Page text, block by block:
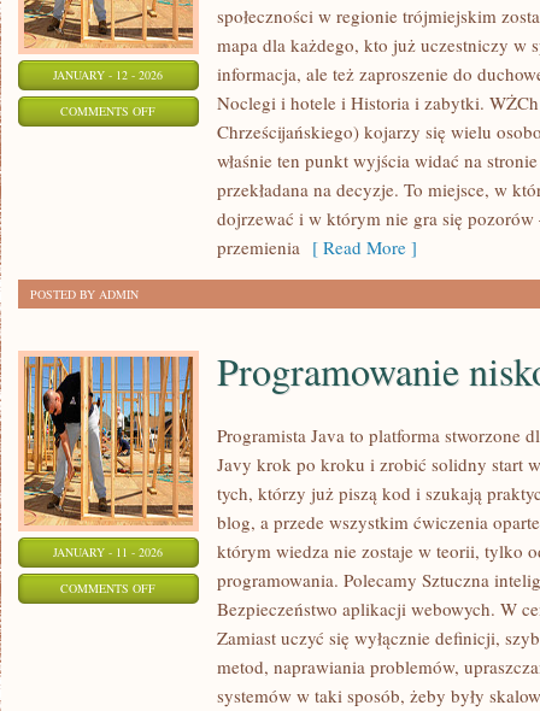
JANUARY - 12 - 2026
COMMENTS OFFON
TRÓJMIEŚCIE
społeczności w regionie trójmiejskim
mapa dla każdego, kto już uczestniczy w
informacja, ale też zaproszenie do
Noclegi i hotele i Historia i zabytki.
Chrześcijańskiego) kojarzy się wielu
właśnie ten punkt wyjścia widać na
przekładana na decyzje. To miejsce, w
dojrzewać i w którym nie gra się pozorów
przemienia [ Read More ]
POSTED BY ADMIN
JANUARY - 11 - 2026
COMMENTS OFFON
PROGRAMOWANIE
NISKOPOZIOMOWE
Programowanie
Programista Java to platforma stworzone
Javy krok po kroku i zrobić solidny start
tych, którzy już piszą kod i szukają
blog, a przede wszystkim ćwiczenia
którym wiedza nie zostaje w teorii, tylko
programowania. Polecamy Sztuczna
Bezpieczeństwo aplikacji webowych. W
Zamiast uczyć się wyłącznie definicji,
metod, naprawiania problemów,
systemów w taki sposób, żeby były